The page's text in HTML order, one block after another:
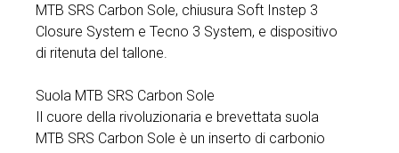
MTB SRS Carbon Sole, chiusura Soft Instep 3
Closure System e Tecno 3 System, e dispositivo
di ritenuta del tallone.
Suola MTB SRS Carbon Sole
Il cuore della rivoluzionaria e brevettata suola
MTB SRS Carbon Sole è un inserto di carbonio